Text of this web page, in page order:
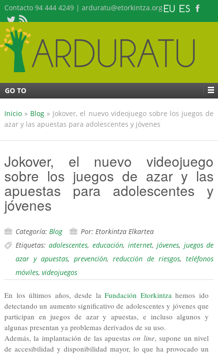
Contacto 94 444 4249 | arduratu@etorkintza.org
GO TO
Inicio» Blog » Jokover, el nuevo videojuego sobre los juegos de
azar y las apuestas para adolescentes y jóvenes
Jokover, el nuevo videojuego
sobre los juegos de azar y las
apuestas para adolescentes y
jóvenes
Categoría: Blog
Por: Etorkintza Elkartea
Etiquetas:adolescentes, educación, internet,jóvenes, juegos de
azar y apuestas, prevención,reducción de riesgos,teléfonos
móviles, videojuegos
En los últimos años, desde laFundación Etorkintzahemos ido
detectando un aumento significativo de adolescentes y jóvenes que
participan en juegos de azar y apuestas, e incluso algunos y
algunas presentan ya problemas derivados de su uso.
Además, la implantación de las apuestason line, supone un nivel
de accesibilidad y disponibilidad mayor, lo que ha provocado un